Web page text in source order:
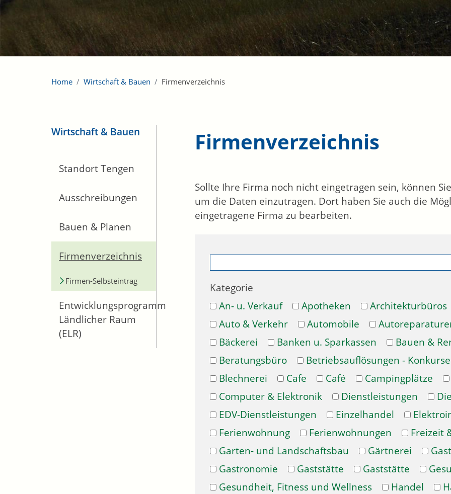
Home Wirtschaft & Bauen Firmenverzeichnis
Wirtschaft & Bauen
Standort Tengen
Ausschreibungen
Bauen & Planen
Firmenverzeichnis
Firmen-Selbsteintrag
Entwicklungsprogramm
Ländlicher Raum
(ELR)
Firmenverzeichnis
Sollte Ihre Firma noch nicht eingetragen sein, können
um die Daten einzutragen. Dort haben Sie auch die
eingetragene Firma zu bearbeiten.
Kategorie
An- u. Verkauf
Apotheken Architekturbüros
Auto & Verkehr
Automobile
Bäckerei
Banken u. Sparkassen Bauen &
Beratungsbüro
Betriebsauflösungen - Konkurse
Blechnerei
Cafe Café Campingplätze
Computer & Elektronik
Dienstleistungen
EDV-Dienstleistungen
Einzelhandel
Ferienwohnung
Ferienwohnungen Freizeit
Garten- und Landschaftsbau
Gärtnerei
Gastronomie
Gaststätte Gaststätte
Gesundheit, Fitness und Wellness
Handel